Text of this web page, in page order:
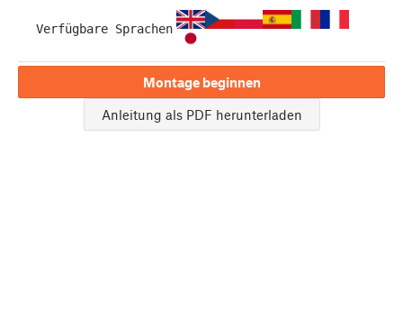
Verfügbare Sprachen
Montage beginnen
Anleitung als PDF herunterladen